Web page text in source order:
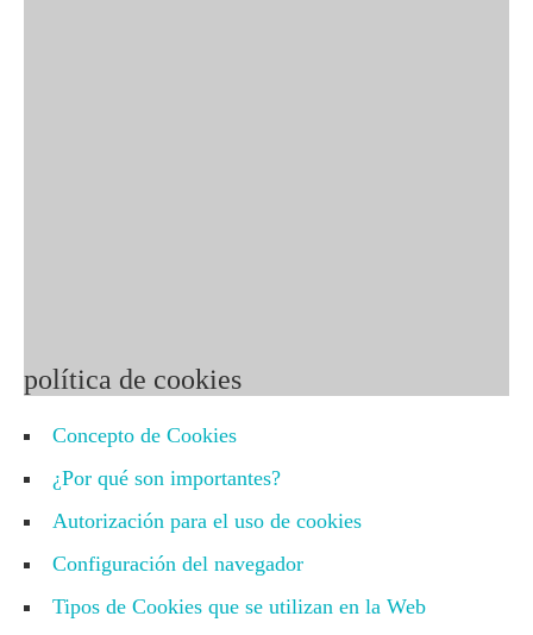
política de cookies
Concepto de Cookies
¿Por qué son importantes?
Autorización para el uso de cookies
Configuración del navegador
Tipos de Cookies que se utilizan en la Web